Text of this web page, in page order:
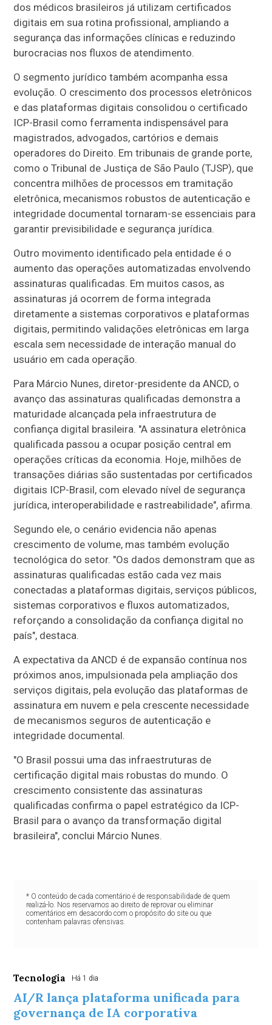
dos médicos brasileiros já utilizam certificados
digitais em sua rotina profissional, ampliando a
segurança das informações clínicas e reduzindo
burocracias nos fluxos de atendimento.
O segmento jurídico também acompanha essa
evolução. O crescimento dos processos eletrônicos
e das plataformas digitais consolidou o certificado
ICP-Brasil como ferramenta indispensável para
magistrados, advogados, cartórios e demais
operadores do Direito. Em tribunais de grande porte,
como o Tribunal de Justiça de São Paulo (TJSP), que
concentra milhões de processos em tramitação
eletrônica, mecanismos robustos de autenticação e
integridade documental tornaram-se essenciais para
garantir previsibilidade e segurança jurídica.
Outro movimento identificado pela entidade é o
aumento das operações automatizadas envolvendo
assinaturas qualificadas. Em muitos casos, as
assinaturas já ocorrem de forma integrada
diretamente a sistemas corporativos e plataformas
digitais, permitindo validações eletrônicas em larga
escala sem necessidade de interação manual do
usuário em cada operação.
Para Márcio Nunes, diretor-presidente da ANCD, o
avanço das assinaturas qualificadas demonstra a
maturidade alcançada pela infraestrutura de
confiança digital brasileira. "A assinatura eletrônica
qualificada passou a ocupar posição central em
operações críticas da economia. Hoje, milhões de
transações diárias são sustentadas por certificados
digitais ICP-Brasil, com elevado nível de segurança
jurídica, interoperabilidade e rastreabilidade", afirma.
Segundo ele, o cenário evidencia não apenas
crescimento de volume, mas também evolução
tecnológica do setor. "Os dados demonstram que as
assinaturas qualificadas estão cada vez mais
conectadas a plataformas digitais, serviços públicos,
sistemas corporativos e fluxos automatizados,
reforçando a consolidação da confiança digital no
país", destaca.
A expectativa da ANCD é de expansão contínua nos
próximos anos, impulsionada pela ampliação dos
serviços digitais, pela evolução das plataformas de
assinatura em nuvem e pela crescente necessidade
de mecanismos seguros de autenticação e
integridade documental.
"O Brasil possui uma das infraestruturas de
certificação digital mais robustas do mundo. O
crescimento consistente das assinaturas
qualificadas confirma o papel estratégico da ICP-
Brasil para o avanço da transformação digital
brasileira", conclui Márcio Nunes.
* O conteúdo de cada comentário é de responsabilidade de quem
realizá-lo. Nos reservamos ao direito de reprovar ou eliminar
comentários em desacordo com o propósito do site ou que
contenham palavras ofensivas.
Tecnologia Há 1 dia
AI/R lança plataforma unificada para
governança de IA corporativa